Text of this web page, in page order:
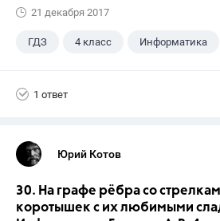
21 декабря 2017
ГДЗ 4 класс Информатика
1 ответ
Юрий Котов
30. На графе рёбра со
коротышек с их любимыми